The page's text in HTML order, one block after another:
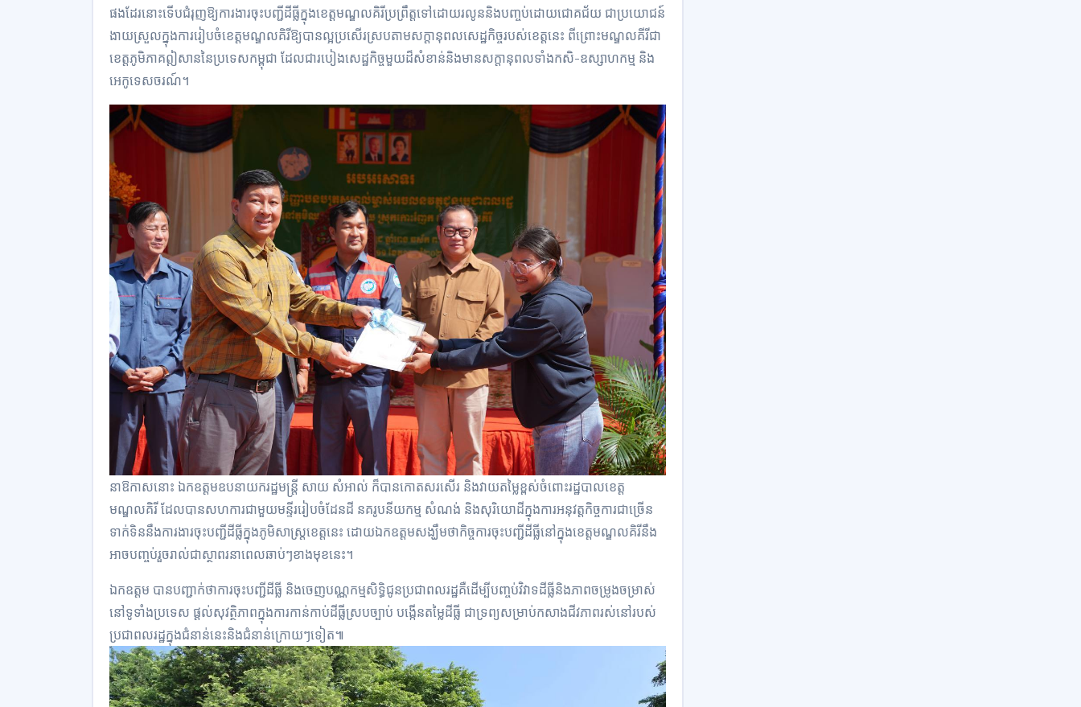
ផងដែរនោះទើបជំរុញឱ្យការងារចុះបញ្ជីដីធ្លីក្នុងខេត្តមណ្ឌលគិរីប្រព្រឹត្តទៅដោយរលូននិងបញ្ចប់ដោយជោគជ័យ ជាប្រយោជន៍
ងាយស្រួលក្នុងការរៀបចំខេត្តមណ្ឌលគិរីឱ្យបានល្អប្រសើរស្របតាមសក្តានុពលសេដ្ឋកិច្ចរបស់ខេត្តនេះ ពីព្រោះមណ្ឌលគីរីជា
ខេត្តភូមិភាគឦសាននៃប្រទេសកម្ពុជា ដែលជារបៀងសេដ្ឋកិច្ចមួយដ៏សំខាន់និងមានសក្តានុពលទាំងកសិ-ឧស្សាហកម្ម និង
អេកូទេសចរណ៍។
នាឱកាសនោះ ឯកឧត្តមឧបនាយករដ្ឋមន្ត្រី សាយ សំអាល់ ក៏បានកោតសរសើរ និងវាយតម្លៃខ្ពស់ចំពោះរដ្ឋបាលខេត្ត
មណ្ឌលគិរី ដែលបានសហការជាមួយមន្ទីររៀបចំដែនដី នគរូបនីយកម្ម សំណង់ និងសុរិយោដីក្នុងការអនុវត្តកិច្ចការជាច្រើន
ទាក់ទិននឹងការងារចុះបញ្ជីដីធ្លីក្នុងភូមិសាស្ត្រខេត្តនេះ ដោយឯកឧត្តមសង្ឃឹមថាកិច្ចការចុះបញ្ជីដីធ្លីនៅក្នុងខេត្តមណ្ឌលគិរីនឹង
អាចបញ្ចប់រួចរាល់ជាស្ថាពរនាពេលឆាប់ៗខាងមុខនេះ។
ឯកឧត្តម បានបញ្ជាក់ថាការចុះបញ្ជីដីធ្លី និងចេញបណ្ណកម្មសិទ្ធិជូនប្រជាពលរដ្ឋគឺដើម្បីបញ្ចប់វិវាទដីធ្លីនិងភាពចម្រូងចម្រាស់
នៅទូទាំងប្រទេស ផ្ដល់សុវត្ថិភាពក្នុងការកាន់កាប់ដីធ្លីស្របច្បាប់ បង្កើនតម្លៃដីធ្លី ជាទ្រព្យសម្រាប់កសាងជីវភាពរស់នៅរបស់
ប្រជាពលរដ្ឋក្នុងជំនាន់នេះនិងជំនាន់ក្រោយៗទៀត៕